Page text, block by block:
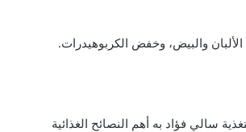
والبيض، وخفض الكربوهيدرات.
سالي فؤاد به أهم النصائح الغذائية